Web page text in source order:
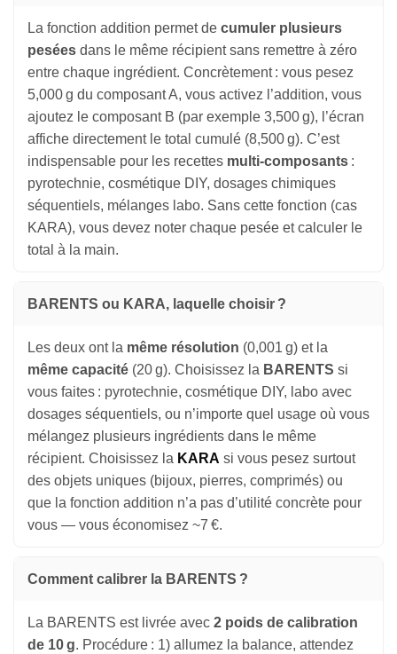
La fonction addition permet de cumuler plusieurs
pesées dans le même récipient sans remettre à zéro
entre chaque ingrédient. Concrètement : vous pesez
5,000 g du composant A, vous activez l’addition, vous
ajoutez le composant B (par exemple 3,500 g), l’écran
affiche directement le total cumulé (8,500 g). C’est
indispensable pour les recettes multi-composants :
pyrotechnie, cosmétique DIY, dosages chimiques
séquentiels, mélanges labo. Sans cette fonction (cas
KARA), vous devez noter chaque pesée et calculer le
total à la main.
BARENTS ou KARA, laquelle choisir ?
Les deux ont la même résolution (0,001 g) et la
même capacité (20 g). Choisissez la BARENTS si
vous faites : pyrotechnie, cosmétique DIY, labo avec
dosages séquentiels, ou n’importe quel usage où vous
mélangez plusieurs ingrédients dans le même
récipient. Choisissez la KARA si vous pesez surtout
des objets uniques (bijoux, pierres, comprimés) ou
que la fonction addition n’a pas d’utilité concrète pour
vous — vous économisez ~7 €.
Comment calibrer la BARENTS ?
La BARENTS est livrée avec 2 poids de calibration
de 10 g. Procédure : 1) allumez la balance, attendez